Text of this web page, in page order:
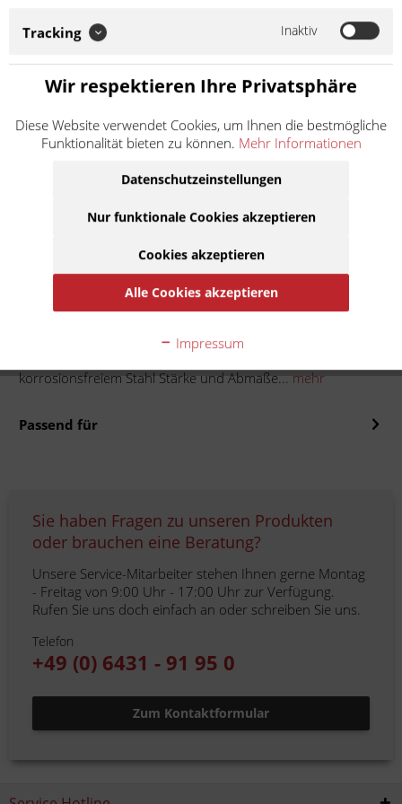
Farbe und Beschaffenheit prüfen und am besten mit wechseln
Achtung! Durch Überhitzung der...
45,50 € *
Inhalt:1
inkl. MwSt.zzgl. Versandkosten
Lieferzeit ca. 1 Werktag
In denWarenkorb
Auf die Merkliste
korrosionsfreiem Stahl Stärke und Abmaße... mehr
Passend für
Sie haben Fragen zu unseren Produkten
oder brauchen eine Beratung?
Unsere Service-Mitarbeiter stehen Ihnen gerne Montag
- Freitag von 9:00 Uhr - 17:00 Uhr zur Verfügung.
Rufen Sie uns doch einfach an oder schreiben Sie uns.
Telefon
+49 (0) 6431 - 91 95 0
Zum Kontaktformular
Tracking Inaktiv
Wir respektieren Ihre Privatsphäre
Diese Website verwendet Cookies, um Ihnen die bestmögliche
Funktionalität bieten zu können. Mehr Informationen
Datenschutzeinstellungen
Nur funktionale Cookies akzeptieren
Cookies akzeptieren
Alle Cookies akzeptieren
Impressum